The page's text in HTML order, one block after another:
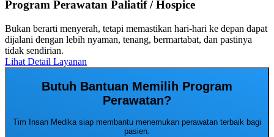
Program Perawatan Paliatif / Hospice
Bukan berarti menyerah, tetapi memastikan hari-hari ke depan dapat
dijalani dengan lebih nyaman, tenang, bermartabat, dan pastinya
tidak sendirian.
Lihat Detail Layanan
Butuh Bantuan Memilih Program
Perawatan?
Tim Insan Medika siap membantu menemukan perawatan terbaik bagi
pasien.